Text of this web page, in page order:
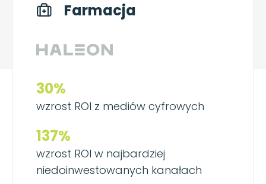
Farmacja
30%
wzrost ROI z mediów cyfrowych
137%
wzrost ROI w najbardziej
niedoinwestowanych kanałach